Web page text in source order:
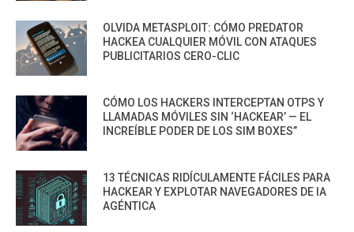
OLVIDA METASPLOIT: CÓMO PREDATOR
HACKEA CUALQUIER MÓVIL CON ATAQUES
PUBLICITARIOS CERO-CLIC
CÓMO LOS HACKERS INTERCEPTAN OTPS Y
LLAMADAS MÓVILES SIN ‘HACKEAR’ — EL
INCREÍBLE PODER DE LOS SIM BOXES”
13 TÉCNICAS RIDÍCULAMENTE FÁCILES PARA
HACKEAR Y EXPLOTAR NAVEGADORES DE IA
AGÉNTICA